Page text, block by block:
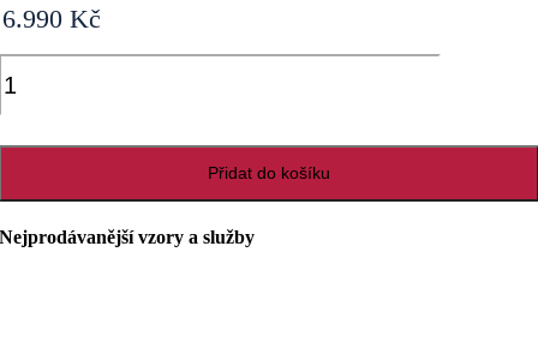
6.990Kč
Přidat do košíku
Nejprodávanější vzory a služby